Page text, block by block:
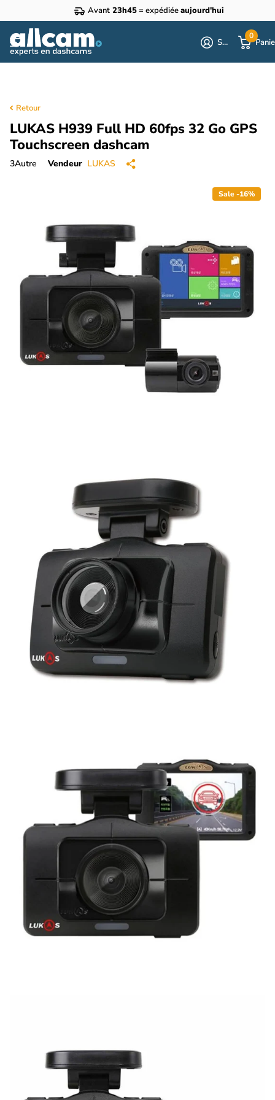
Avant 23h45= expédiéeaujourd'hui
S'identifier
0
Retour
LUKAS H939 Full HD 60fps 32 Go GPS
Touchscreen dashcam
3Autre Vendeur LUKAS
Sale -16%